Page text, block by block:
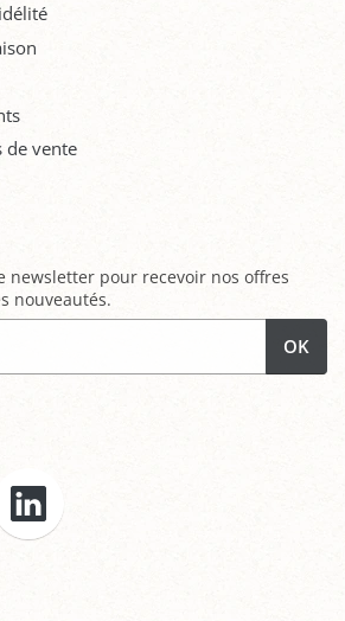
de vente
newsletter pour recevoir nos offres
nouveautés.
OK